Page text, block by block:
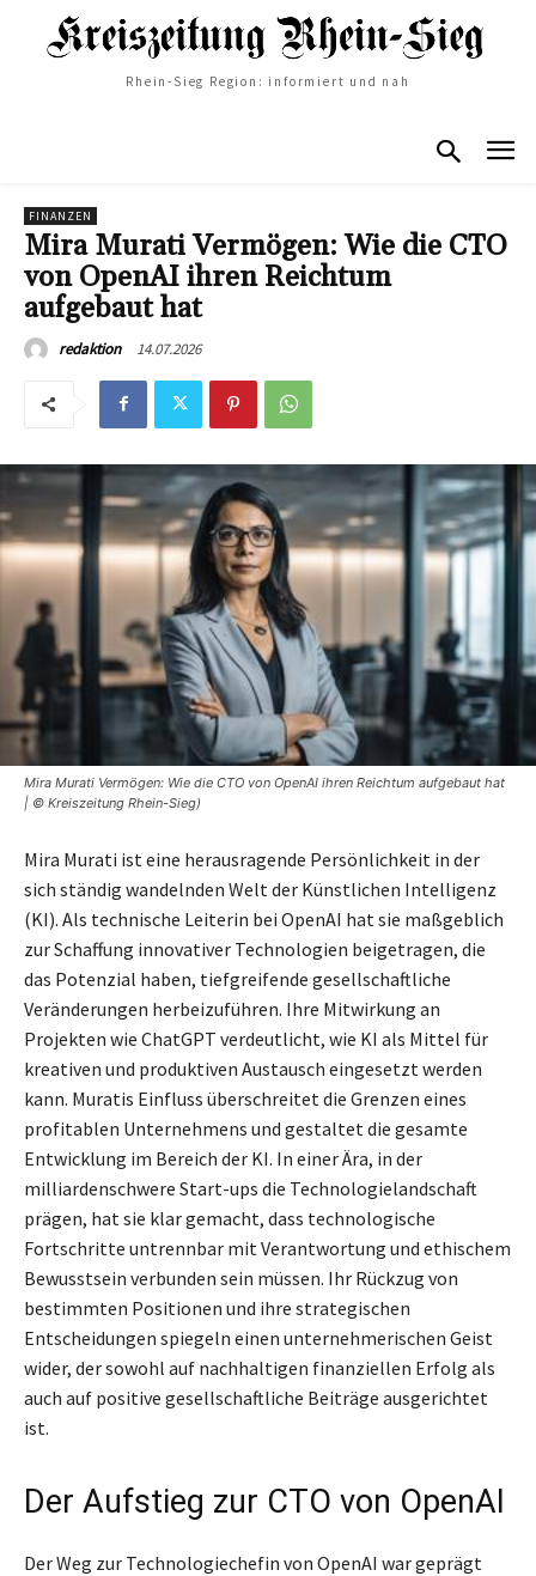
Rhein-Sieg Region: informiert und nah
FINANZEN
Mira Murati Vermögen: Wie die CTO
von OpenAI ihren Reichtum
aufgebaut hat
redaktion 14.07.2026
Mira Murati Vermögen: Wie die CTO von OpenAI ihren Reichtum aufgebaut hat
| © Kreiszeitung Rhein-Sieg)
Mira Murati ist eine herausragende Persönlichkeit in der
sich ständig wandelnden Welt der Künstlichen Intelligenz
(KI). Als technische Leiterin bei OpenAI hat sie maßgeblich
zur Schaffung innovativer Technologien beigetragen, die
das Potenzial haben, tiefgreifende gesellschaftliche
Veränderungen herbeizuführen. Ihre Mitwirkung an
Projekten wie ChatGPT verdeutlicht, wie KI als Mittel für
kreativen und produktiven Austausch eingesetzt werden
kann. Muratis Einfluss überschreitet die Grenzen eines
profitablen Unternehmens und gestaltet die gesamte
Entwicklung im Bereich der KI. In einer Ära, in der
milliardenschwere Start-ups die Technologielandschaft
prägen, hat sie klar gemacht, dass technologische
Fortschritte untrennbar mit Verantwortung und ethischem
Bewusstsein verbunden sein müssen. Ihr Rückzug von
bestimmten Positionen und ihre strategischen
Entscheidungen spiegeln einen unternehmerischen Geist
wider, der sowohl auf nachhaltigen finanziellen Erfolg als
auch auf positive gesellschaftliche Beiträge ausgerichtet
ist.
Der Aufstieg zur CTO von OpenAI
Der Weg zur Technologiechefin von OpenAI war geprägt